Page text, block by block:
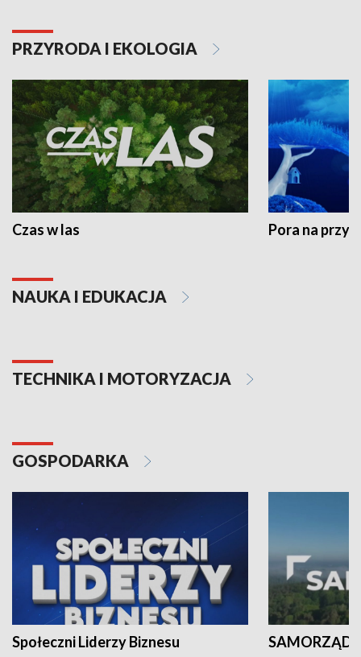
PRZYRODA I EKOLOGIA
Czas w las Pora na
NAUKA I EDUKACJA
TECHNIKA I MOTORYZACJA
GOSPODARKA
Społeczni Liderzy Biznesu SAMORZĄD